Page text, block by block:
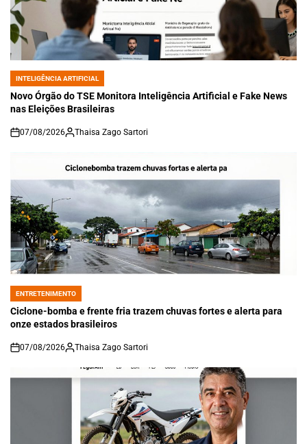
POSTED
IN
INTELIGÊNCIA ARTIFICIAL
Novo Órgão do TSE Monitora Inteligência Artificial e Fake News
nas Eleições Brasileiras
on
07/08/2026 Thaisa Zago Sartori
POSTED
IN
ENTRETENIMENTO
Ciclone-bomba e frente fria trazem chuvas fortes e alerta para
onze estados brasileiros
on
07/08/2026 Thaisa Zago Sartori